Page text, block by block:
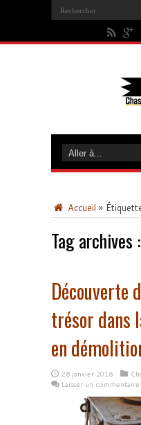
Accueil »
Tag archives :
Découverte
trésor dans
en
28 janvier 2016
Laisser un commentaire